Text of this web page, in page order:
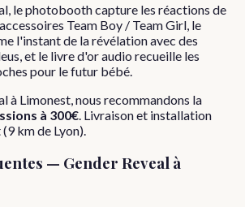
le photobooth capture les réactions de
Team Boy / Team Girl, le
l'instant de la révélation avec des
et le livre d'or audio recueille les
pour le futur bébé.
à Limonest , nous recommandons la
à 300€ . Livraison et installation
(9km de Lyon).
— Gender Reveal à